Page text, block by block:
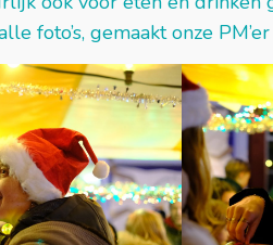
foto’s, gemaakt onze